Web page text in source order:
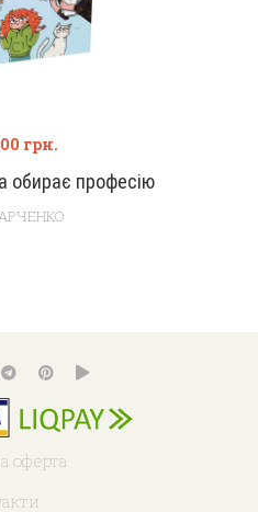
обирає професію
грн.
оферта